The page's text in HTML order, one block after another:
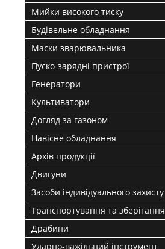
Мийки високого тиску
Будівельне обладнання
Маски зварювальника
Пуско-зарядні пристрої
Генератори
Культиватори
Догляд за газоном
Навісне обладнання
Архів продукції
Двигуни
Засоби індивідуального захисту
Транспортування та зберігання
Драбини
Ударно-важільний інструмент